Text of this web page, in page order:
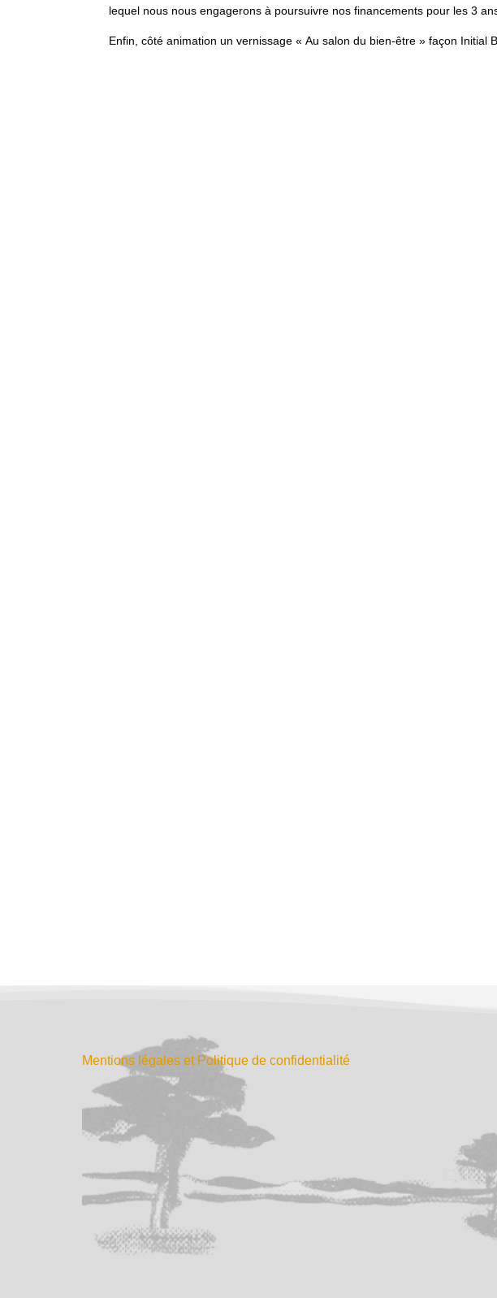
lequel nous nous engagerons à poursuivre nos financements pour les 3
Enfin, côté animation un vernissage « Au salon du bien-être » façon Initial
Mentions légales et Politique de confidentialité